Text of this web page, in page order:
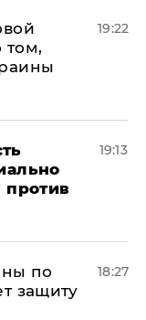
том,
19:22
против
19:13
по
защиту
18:27